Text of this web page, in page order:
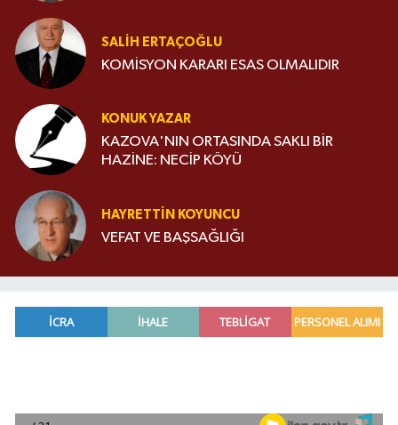
SALIH ERTAÇOĞLU
KOMİSYON KARARI ESAS OLMALIDIR
KONUK YAZAR
KAZOVA'NIN ORTASINDA SAKLI BİR
HAZİNE: NECİP KÖYÜ
HAYRETTIN KOYUNCU
VEFAT VE BAŞSAĞLIĞI